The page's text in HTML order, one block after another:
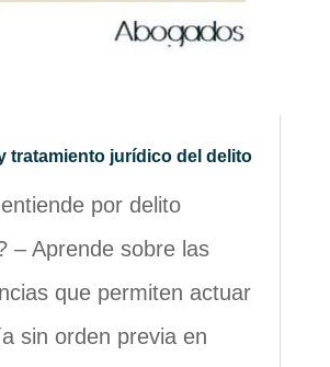
tratamiento jurídico del delito
por delito
– Aprende sobre las
que permiten actuar
sin orden previa en